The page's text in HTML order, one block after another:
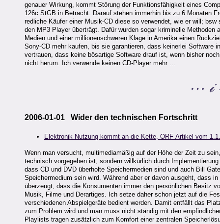
genauer Wirkung, kommt Störung der Funktionsfähigkeit eines
126c StGB in Betracht. Darauf stehen immerhin bis zu 6 Monaten
redliche Käufer einer Musik-CD diese so verwendet, wie er will;
den MP3 Player überträgt. Dafür wurden sogar kriminelle
Medien und einer millionenschweren Klage in Amerika einen
Sony-CD mehr kaufen, bis sie garantieren, dass keinerlei Software
vertrauen, dass keine bösartige Software drauf ist, wenn bisher
nicht herum. Ich verwende keinen CD-Player mehr ...
2006-01-01 Wider den technischen Fortschritt
Elektronik-Nutzung kommt an die Kette, ORF-Artikel vom
Wenn man versucht, multimediamäßig auf der Höhe der Zeit zu
technisch vorgegeben ist, sondern willkürlich durch
dass CD und DVD überholte Speichermedien sind und auch Bill
Speichermedium sein wird. Während aber er davon ausgeht, dass
überzeugt, dass die Konsumenten immer den persönlichen Besitz
Musik, Filme und Derartiges. Ich setze daher schon jetzt auf die
verschiedenen Abspielgeräte bedient werden. Damit entfällt das
zum Problem wird und man muss nicht ständig mit den
Playlists tragen zusätzlich zum Komfort einer zentralen